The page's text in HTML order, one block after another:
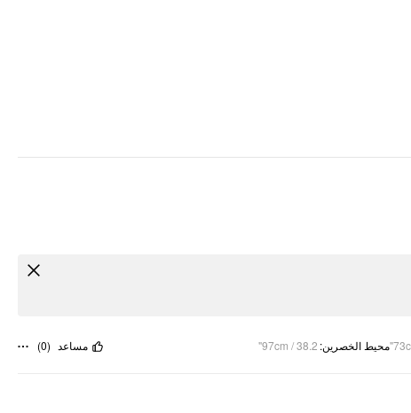
محيط الخصرين:
97cm / 38.2" مساعد (
0
)